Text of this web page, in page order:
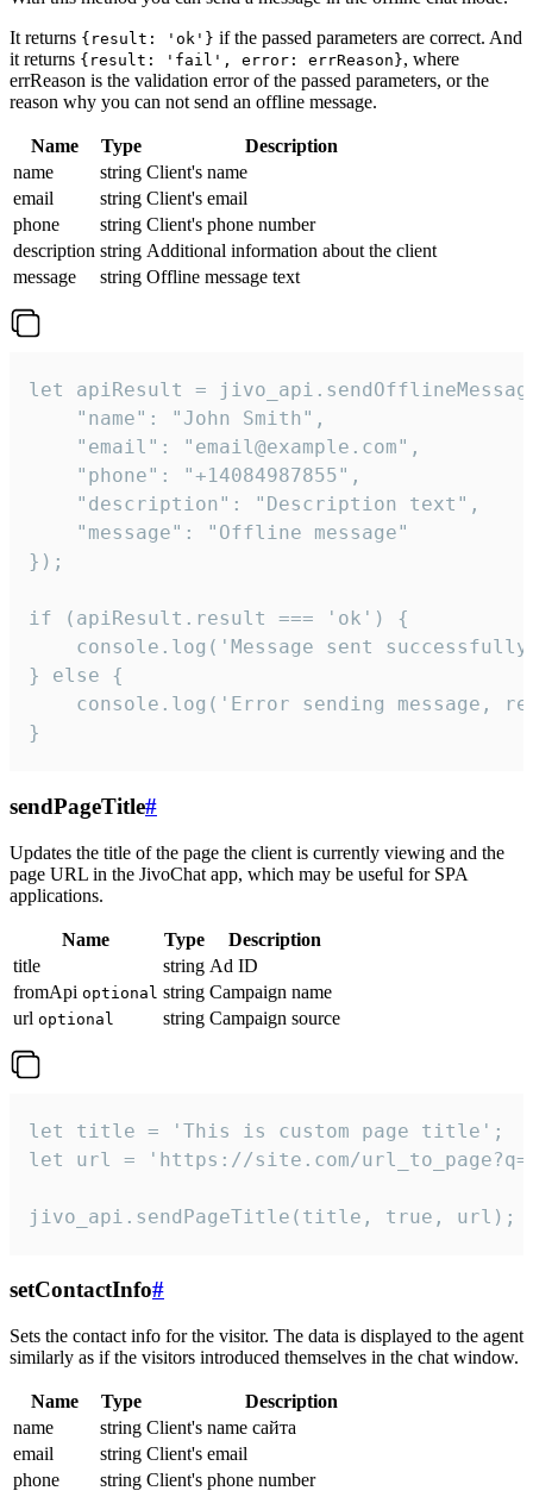
It returns {result: 'ok'} if the passed parameters are correct. And
it returns {result: 'fail', error: errReason}, where
errReason is the validation error of the passed parameters, or the
reason why you can not send an offline message.
Name Type
Description
name
string Client's name
email
string Client's email
phone
string Client's phone number
description string Additional information about the client
message
string Offline message text
let apiResult =
    "name": "John Smith",
    "email": "email@example.com",
    "phone": "+14084987855",
    "description": "Description text",
    "message": "Offline message"
});
if (apiResult.result === 'ok') {
console.log('Message sent
} else {
console.log('Error sending message,
}
sendPageTitle#
Updates the title of the page the client is currently viewing and the
page URL in the JivoChat app, which may be useful for SPA
applications.
Name Type
Description
title
string Ad ID
fromApi optional string Campaign name
url optional string Campaign source
let title = 'This is custom page title';
let url = 'https://site.com/
jivo_api.sendPageTitle(title, true, url);
setContactInfo#
Sets the contact info for the visitor. The data is displayed to the agent
similarly as if the visitors introduced themselves in the chat window.
Name Type
Description
name
string Client's name сайта
email
string Client's email
phone
string Client's phone number